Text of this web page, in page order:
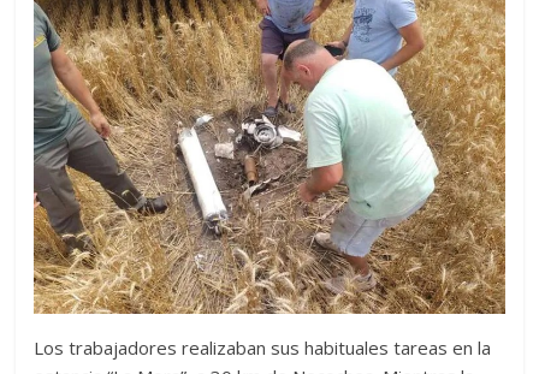
Los trabajadores realizaban sus habituales tareas en la